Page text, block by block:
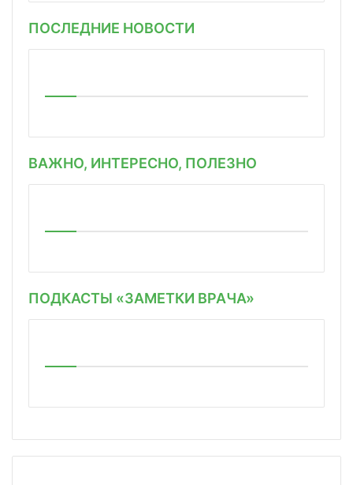
ПОСЛЕДНИЕ НОВОСТИ
ВАЖНО, ИНТЕРЕСНО, ПОЛЕЗНО
ПОДКАСТЫ «ЗАМЕТКИ ВРАЧА»